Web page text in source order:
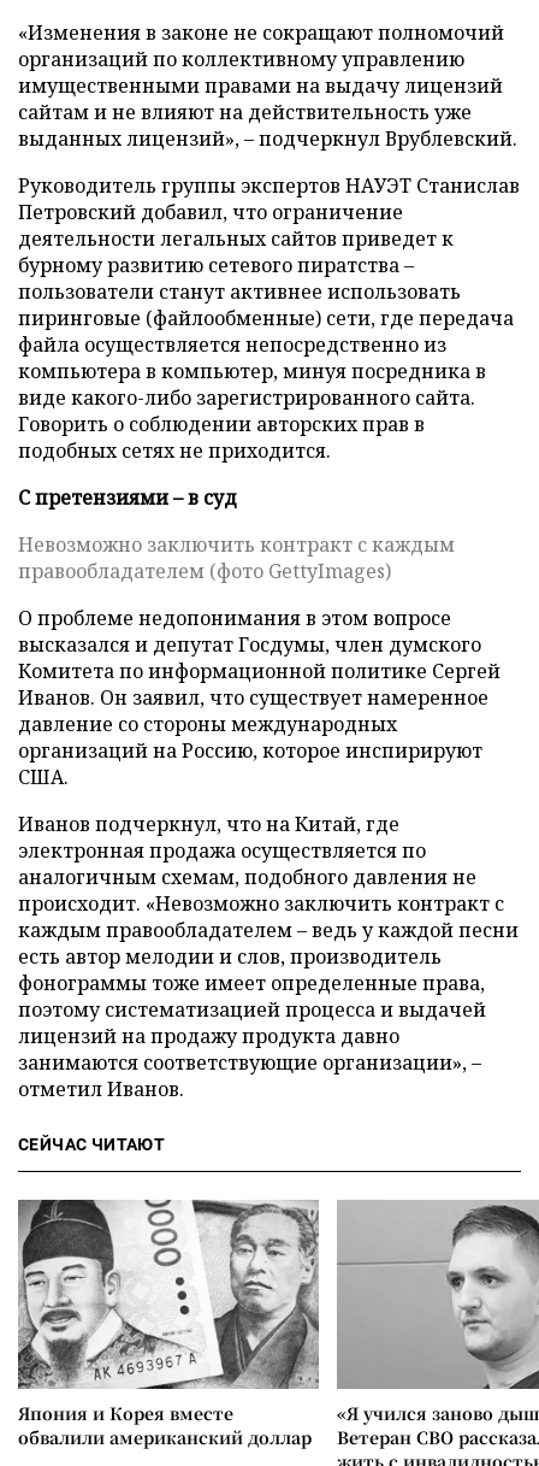
«Изменения в законе не сокращают полномочий
организаций по коллективному управлению
имущественными правами на выдачу лицензий
сайтам и не влияют на действительность уже
выданных лицензий», – подчеркнул Врублевский.
Руководитель группы экспертов НАУЭТ Станислав
Петровский добавил, что ограничение
деятельности легальных сайтов приведет к
бурному развитию сетевого пиратства –
пользователи станут активнее использовать
пиринговые (файлообменные) сети, где передача
файла осуществляется непосредственно из
компьютера в компьютер, минуя посредника в
виде какого-либо зарегистрированного сайта.
Говорить о соблюдении авторских прав в
подобных сетях не приходится.
С претензиями – в суд
Невозможно заключить контракт с каждым
правообладателем (фото GettyImages)
О проблеме недопонимания в этом вопросе
высказался и депутат Госдумы, член думского
Комитета по информационной политике Сергей
Иванов. Он заявил, что существует намеренное
давление со стороны международных
организаций на Россию, которое инспирируют
США.
Иванов подчеркнул, что на Китай, где
электронная продажа осуществляется по
аналогичным схемам, подобного давления не
происходит. «Невозможно заключить контракт с
каждым правообладателем – ведь у каждой песни
есть автор мелодии и слов, производитель
фонограммы тоже имеет определенные права,
поэтому систематизацией процесса и выдачей
лицензий на продажу продукта давно
занимаются соответствующие организации», –
отметил Иванов.
СЕЙЧАС ЧИТАЮТ
Япония и Корея вместе
обвалили американский доллар
«Я учился заново
Ветеран СВО
жить с